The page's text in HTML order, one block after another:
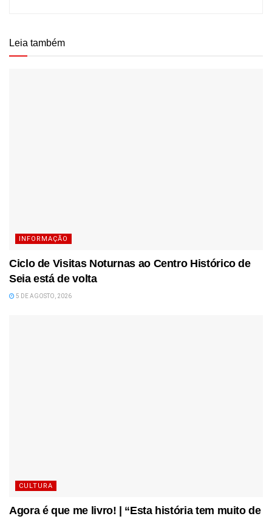
Leia também
INFORMAÇÃO
Ciclo de Visitas Noturnas ao Centro Histórico de
Seia está de volta
5 DE AGOSTO, 2026
CULTURA
Agora é que me livro! | “Esta história tem muito de